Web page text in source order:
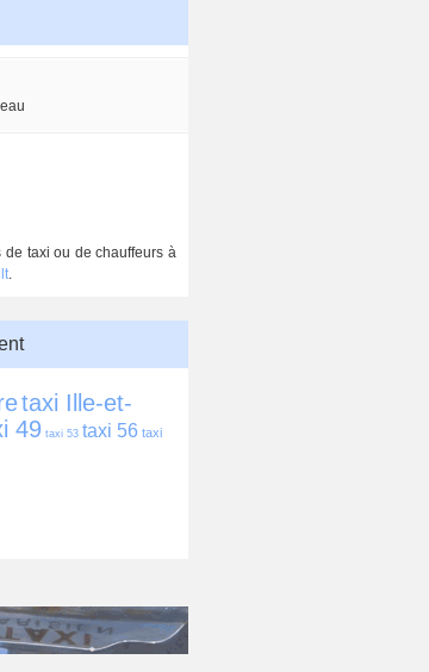
de taxi ou de chauffeurs à
.
taxi Ille-et-
49 taxi 53 taxi 56 taxi